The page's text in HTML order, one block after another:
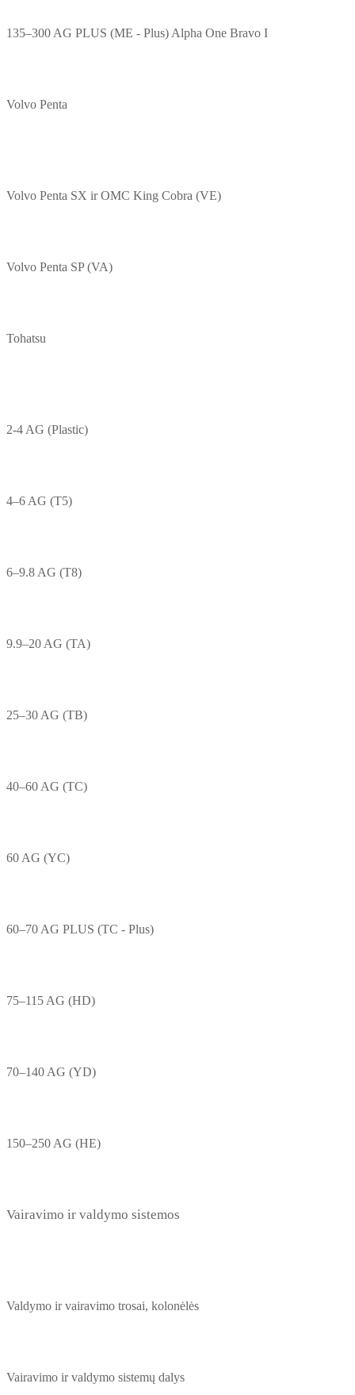
135–300 AG PLUS (ME - Plus) Alpha One Bravo I
Volvo Penta
Volvo Penta SX ir OMC King Cobra (VE)
Volvo Penta SP (VA)
Tohatsu
2-4 AG (Plastic)
4–6 AG (T5)
6–9.8 AG (T8)
9.9–20 AG (TA)
25–30 AG (TB)
40–60 AG (TC)
60 AG (YC)
60–70 AG PLUS (TC - Plus)
75–115 AG (HD)
70–140 AG (YD)
150–250 AG (HE)
Vairavimo ir valdymo sistemos
Valdymo ir vairavimo trosai, kolonėlės
Vairavimo ir valdymo sistemų dalys